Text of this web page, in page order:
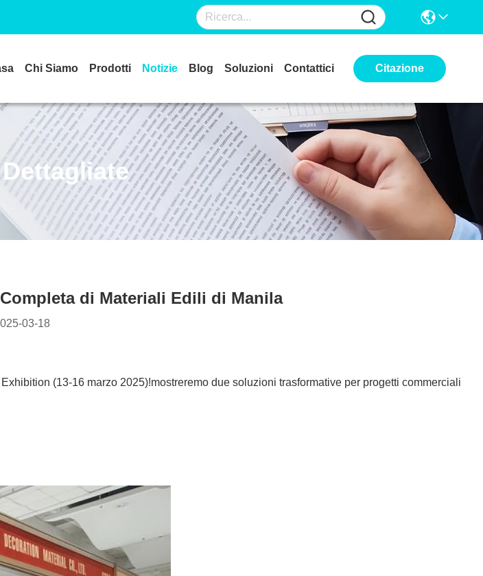
Chi Siamo Prodotti Notizie Blog Soluzioni Contattici Citazione
di Materiali Edili di Manila
03-18
(13-16 marzo 2025)!mostreremo due soluzioni trasformative per progetti commerciali